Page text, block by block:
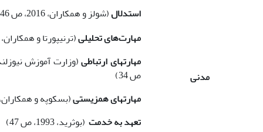
مدنی
استدلال(شولز و همکاران، 2016، ص 46)
مهارت‌های تحلیلی(ترنیپورتا و همکاران، 2015، ص 34)
مهارت­های ارتباطی(وزارت آموزش
ص 34)
مهارت­های همزیستی(بسکوپه و همکاران، 2013،
تعهد به خدمت (بوثرید، 1993، ص 47)